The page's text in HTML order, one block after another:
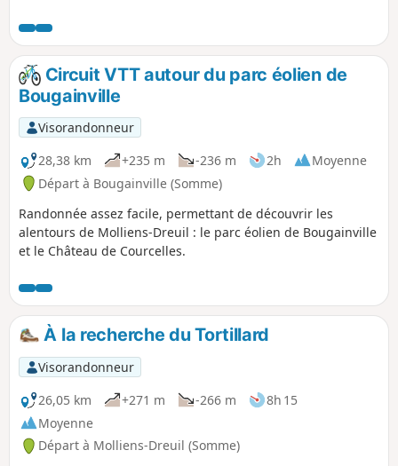
Circuit VTT autour du parc éolien de
Bougainville
Visorandonneur
28,38 km
+235 m -236 m 2h
Moyenne
Départ à Bougainville (Somme)
Randonnée assez facile, permettant de découvrir les
alentours de Molliens-Dreuil : le parc éolien de Bougainville
et le Château de Courcelles.
À la recherche du Tortillard
Visorandonneur
26,05 km
+271 m -266 m
8h 15
Moyenne
Départ à Molliens-Dreuil (Somme)